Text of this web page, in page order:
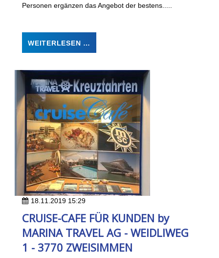
Personen ergänzen das Angebot der bestens.....
WEITERLESEN …
18.11.2019 15:29
CRUISE-CAFE FÜR KUNDEN by
MARINA TRAVEL AG - WEIDLIWEG
1 - 3770 ZWEISIMMEN